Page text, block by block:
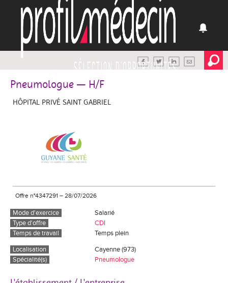
Pneumologue — H/F
HÔPITAL PRIVÉ SAINT GABRIEL
Offre n°4347291 – 28/07/2026
Mode d'exercice
Salarié
Type d'offre
CDI
Temps de travail
Temps plein
Localisation
Cayenne (973)
Spécialité(s)
Pneumologue